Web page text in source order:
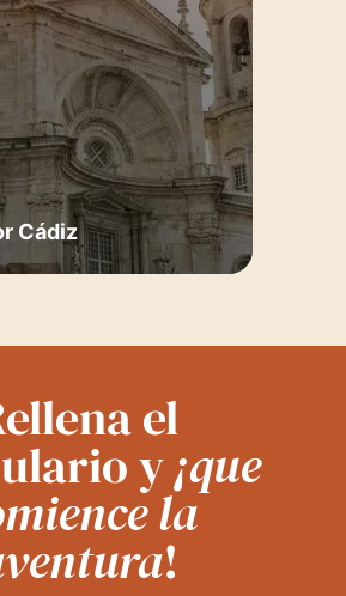
Cádiz
el
y¡que
la
!